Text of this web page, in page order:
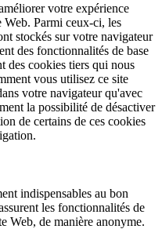
votre expérience
Web. Parmi ceux-ci, les
stockés sur votre navigateur
des fonctionnalités de base
des cookies tiers qui nous
vous utilisez ce site
votre navigateur qu'avec
la possibilité de désactiver
de certains de ces cookies
indispensables au bon
les fonctionnalités de
Web, de manière anonyme.